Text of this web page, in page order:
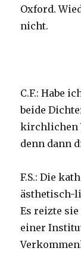
Oxford.
nicht.
C.F.: Habe
beide
kirchlichen
denn dann
F.S.: Die
ästhetisch-
Es reizte
einer